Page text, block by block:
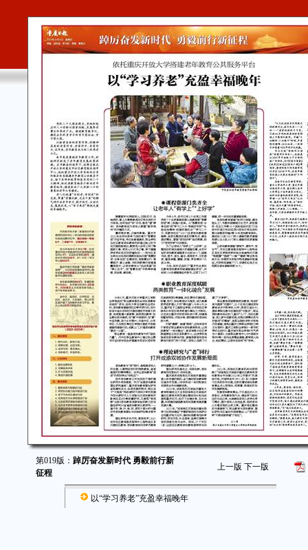
第019版： 踔厉奋发新时代 勇毅前行新
征程
上一版 下一版
以“学习养老”充盈幸福晚年